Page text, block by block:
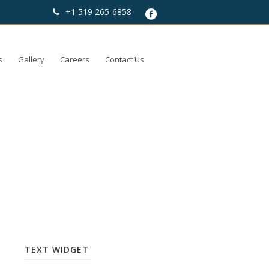
+1 519 265-6858
Gallery Careers Contact Us
TEXT WIDGET